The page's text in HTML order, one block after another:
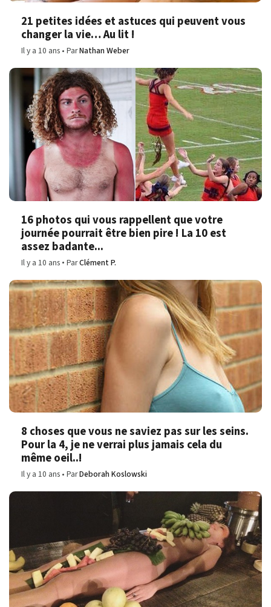
21 petites idées et astuces qui peuvent vous
changer la vie… Au lit !
Il y a 10 ans ParNathan Weber
16 photos qui vous rappellent que votre
journée pourrait être bien pire ! La 10 est
assez badante...
Il y a 10 ans ParClément P.
8 choses que vous ne saviez pas sur les seins.
Pour la 4, je ne verrai plus jamais cela du
même oeil..!
Il y a 10 ans ParDeborah Koslowski